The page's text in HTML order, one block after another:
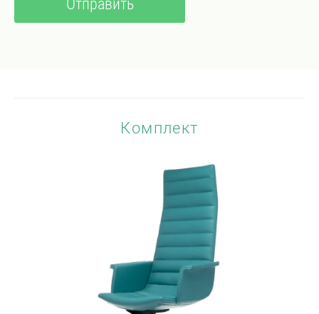
Комплект